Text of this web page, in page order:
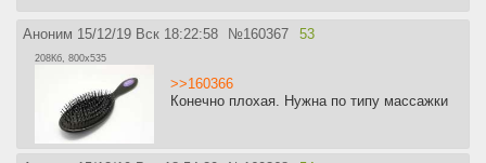
Аноним 15/12/19 Вск 18:22:58 №160367 53
208Кб, 800x535
>>160366
Конечно плохая. Нужна по типу массажки